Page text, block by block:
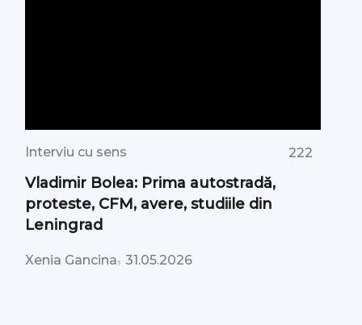
Interviu cu sens 222
Vladimir Bolea: Prima autostradă,
proteste, CFM, avere, studiile din
Leningrad
Xenia Gancina, 31.05.2026